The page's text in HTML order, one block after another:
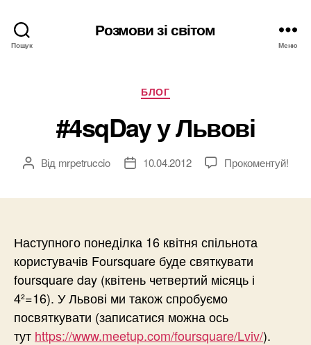
Пошук
Розмови зі світом
Меню
Категорії
БЛОГ
#4sqDay у Львові
Автор
Від mrpetruccio
Дата10.04.2012 Прокоментуй!
Наступного понеділка 16 квітня спільнота
користувачів Foursquare буде святкувати
foursquare day (квітень четвертий місяць і
4²=16). У Львові ми також спробуємо
посвяткувати (записатися можна ось
тут https://www.meetup.com/foursquare/Lviv/).